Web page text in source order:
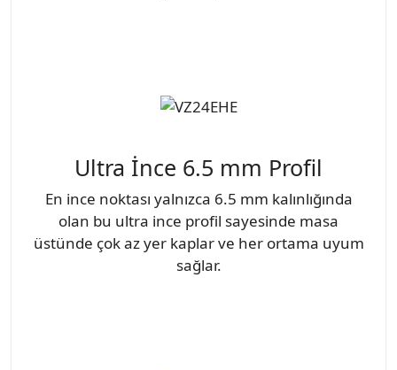
Ultra İnce 6.5 mm Profil
En ince noktası yalnızca 6.5 mm kalınlığında
olan bu ultra ince profil sayesinde masa
üstünde çok az yer kaplar ve her ortama uyum
sağlar.